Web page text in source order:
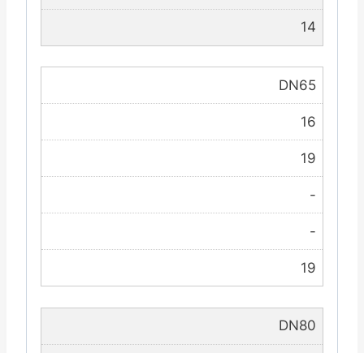
14
DN65
16
19
-
-
19
DN80